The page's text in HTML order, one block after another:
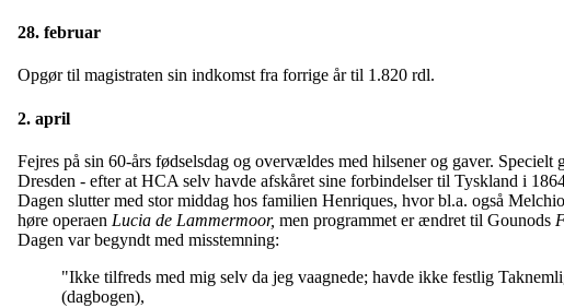
28. februar
Opgør til magistraten sin indkomst fra forrige år til 1.820 rdl.
2. april
Fejres på sin 60-års fødselsdag og overvældes med hilsener og gaver.
Dresden - efter at HCA selv havde afskåret sine forbindelser til Tyskland i
Dagen slutter med stor middag hos familien Henriques, hvor bl.a. også
høre operaen Lucia de Lammermoor, men programmet er ændret til Gounods
Dagen var begyndt med misstemning:
"Ikke tilfreds med mig selv da jeg vaagnede; havde ikke festlig
(dagbogen),